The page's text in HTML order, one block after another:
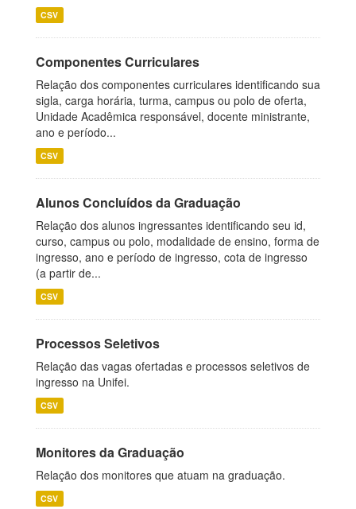
CSV
Componentes Curriculares
Relação dos componentes curriculares identificando sua
sigla, carga horária, turma, campus ou polo de oferta,
Unidade Acadêmica responsável, docente ministrante,
ano e período...
CSV
Alunos Concluídos da Graduação
Relação dos alunos ingressantes identificando seu id,
curso, campus ou polo, modalidade de ensino, forma de
ingresso, ano e período de ingresso, cota de ingresso
(a partir de...
CSV
Processos Seletivos
Relação das vagas ofertadas e processos seletivos de
ingresso na Unifei.
CSV
Monitores da Graduação
Relação dos monitores que atuam na graduação.
CSV